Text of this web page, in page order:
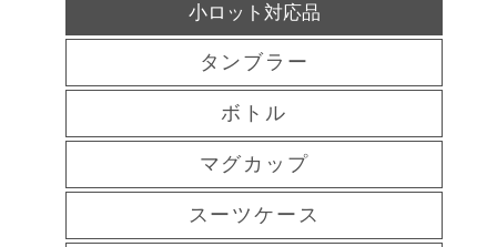
小ロット対応品
タンブラー
ボトル
マグカップ
スーツケース